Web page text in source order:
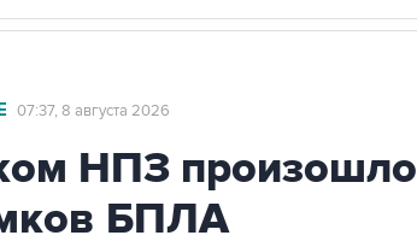
07:37, 8 августа 2026
НПЗ произошло
БПЛА